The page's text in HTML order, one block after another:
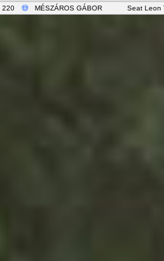
220
MÉSZÁROS GÁBOR Seat Leon